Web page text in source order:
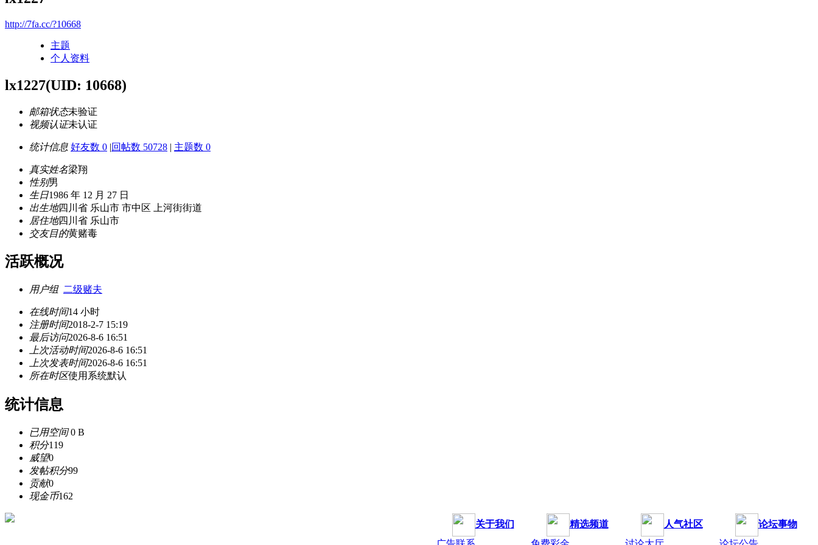
http://7fa.cc/?10668
主题
个人资料
lx1227(UID: 10668)
邮箱状态未验证
视频认证未认证
统计信息 好友数 0 |回帖数 50728 | 主题数 0
真实姓名梁翔
性别男
生日1986 年 12 月 27 日
出生地四川省 乐山市 市中区 上河街街道
居住地四川省 乐山市
交友目的黄赌毒
活跃概况
用户组 二级赌夫
在线时间14 小时
注册时间2018-2-7 15:19
最后访问2026-8-6 16:51
上次活动时间2026-8-6 16:51
上次发表时间2026-8-6 16:51
所在时区使用系统默认
统计信息
已用空间0 B
积分119
威望0
发帖积分99
贡献0
现金币162
关于我们 精选频道 人气社区
论坛事物